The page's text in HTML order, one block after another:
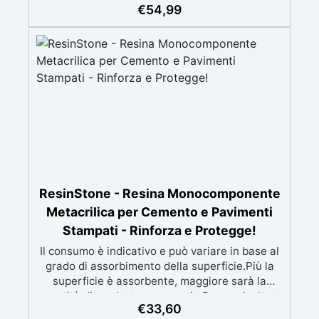
Formulazione inodore, ideale per spazi chiusi e
agli standard HACCP. ✅ Finitura versatile e
personalizzabile: Disponibile trasparente con
possibilità di finitura lucida,opaca o antiscivolo
per sicurezza e estetica. ✅ Ampie applicazioni:
305/2011 e EU no. 574/2014. ✅ Facilità di
utilizzo: si diluisce con semplice acqua!
€54,99
ResinStone - Resina Monocomponente
Metacrilica per Cemento e Pavimenti
Stampati - Rinforza e Protegge!
Il consumo è indicativo e può variare in base al
grado di assorbimento della superficie.Più la
superficie è assorbente, maggiore sarà la
quantità di prodotto necessaria.Per un risultato
ottimale, consigliamo di acquistare una
€33,60